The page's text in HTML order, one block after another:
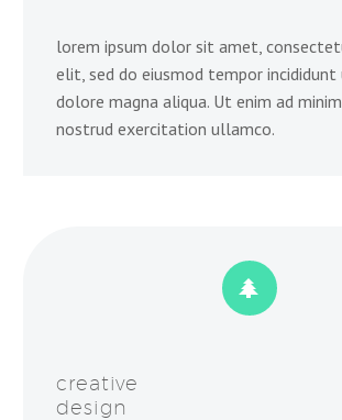
lorem ipsum dolor sit amet,
elit, sed do eiusmod tempor
dolore magna aliqua. Ut enim ad
nostrud exercitation ullamco.


creative
design